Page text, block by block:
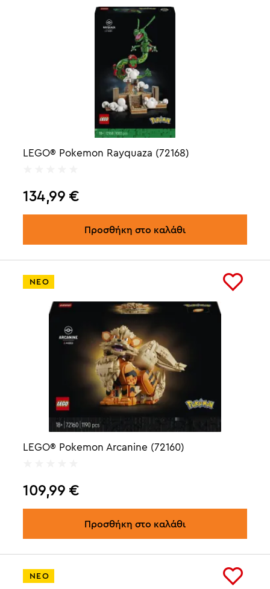
LEGO® Pokemon Rayquaza (72168)
134,99 €
Προσθήκη στο καλάθι
ΝΕΟ
LEGO® Pokemon Arcanine (72160)
109,99 €
Προσθήκη στο καλάθι
ΝΕΟ